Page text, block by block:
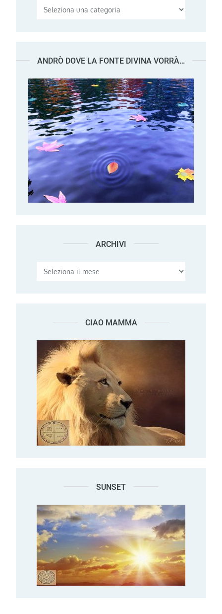
Categorie
ANDRÒ DOVE LA FONTE DIVINA VORRÀ…
ARCHIVI Archivi
CIAO MAMMA
SUNSET